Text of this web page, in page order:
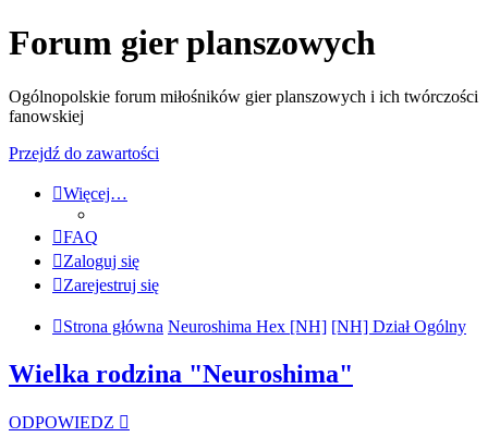
Forum gier planszowych
Ogólnopolskie forum miłośników gier planszowych i ich twórczości
fanowskiej
Przejdź do zawartości
Więcej…
FAQ
Zaloguj się
Zarejestruj się
Strona główna Neuroshima Hex [NH] [NH] Dział Ogólny
Wielka rodzina "Neuroshima"
ODPOWIEDZ